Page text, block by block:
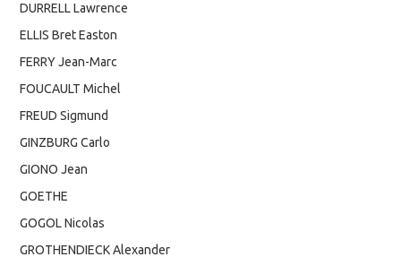
DURRELL Lawrence
ELLIS Bret Easton
FERRY Jean-Marc
FOUCAULT Michel
FREUD Sigmund
GINZBURG Carlo
GIONO Jean
GOETHE
GOGOL Nicolas
GROTHENDIECK Alexander